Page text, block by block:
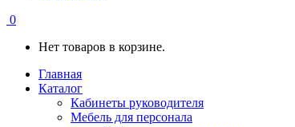
0
Нет товаров в корзине.
Главная
Каталог
Кабинеты руководителя
Мебель для персонала